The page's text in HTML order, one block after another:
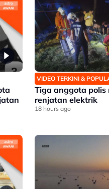
VIDEO TERKINI &
Tiga anggota polis
renjatan elektrik
18 hours ago